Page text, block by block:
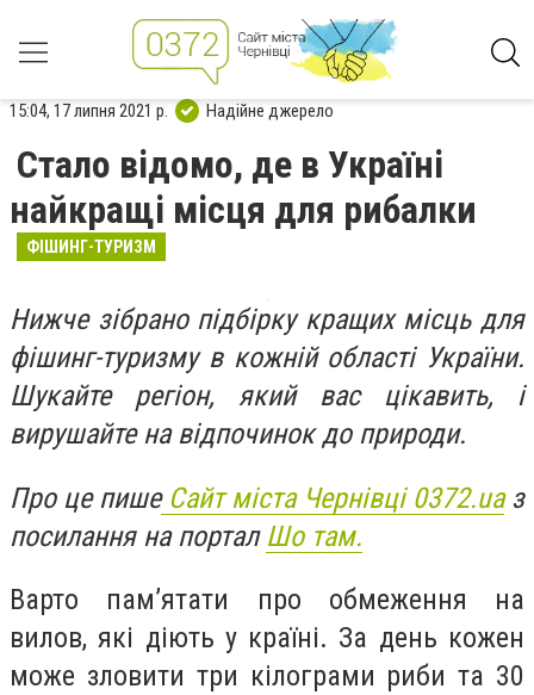
15:04, 17 липня 2021 р. Надійне джерело
Стало відомо, де в Україні
найкращі місця для рибалки
ФІШИНГ-ТУРИЗМ
Нижче зібрано підбірку кращих місць для
фішинг-туризму в кожній області України.
Шукайте регіон, який вас цікавить, і
вирушайте на відпочинок до природи.
Про це пишеСайт міста Чернівці 0372.uaз
посилання на портал Шо там.
Варто пам’ятати про обмеження на
вилов, які діють у країні. За день кожен
може зловити три кілограми риби та 30